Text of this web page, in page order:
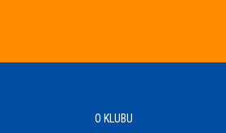
O KLUBU